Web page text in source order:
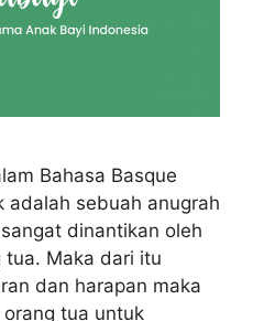
Bahasa Basque
adalah sebuah anugrah
dinantikan oleh
tua. Maka dari itu
dan harapan maka
tua untuk